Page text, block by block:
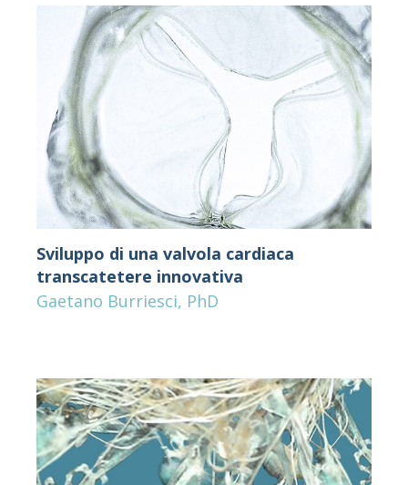
Sviluppo di una valvola cardiaca
transcatetere innovativa
Gaetano Burriesci, PhD